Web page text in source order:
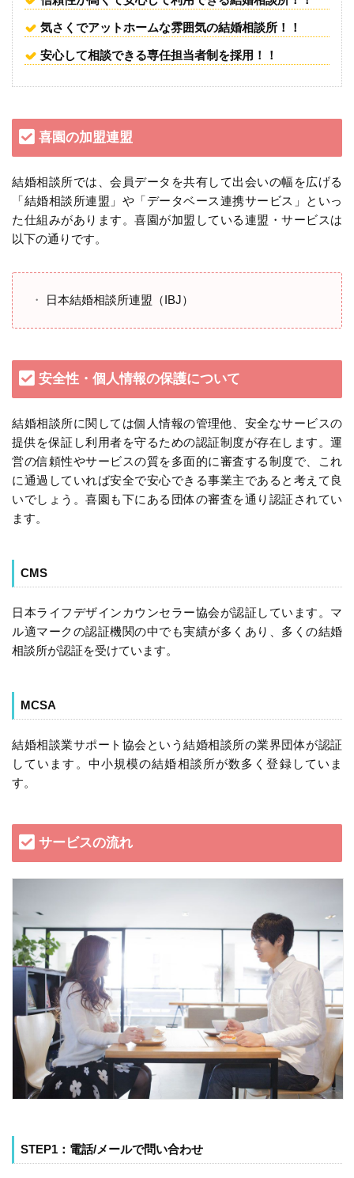
気さくでアットホームな雰囲気の結婚相談所！！
安心して相談できる専任担当者制を採用！！
喜園の加盟連盟
結婚相談所では、会員データを共有して出会いの幅を広げる
「結婚相談所連盟」や「データベース連携サービス」といっ
た仕組みがあります。喜園が加盟している連盟・サービスは
以下の通りです。
日本結婚相談所連盟（IBJ）
安全性・個人情報の保護について
結婚相談所に関しては個人情報の管理他、安全なサービスの
提供を保証し利用者を守るための認証制度が存在します。運
営の信頼性やサービスの質を多面的に審査する制度で、これ
に通過していれば安全で安心できる事業主であると考えて良
いでしょう。喜園も下にある団体の審査を通り認証されてい
ます。
CMS
日本ライフデザインカウンセラー協会が認証しています。マ
ル適マークの認証機関の中でも実績が多くあり、多くの結婚
相談所が認証を受けています。
MCSA
結婚相談業サポート協会という結婚相談所の業界団体が認証
しています。中小規模の結婚相談所が数多く登録していま
す。
サービスの流れ
STEP1：電話/メールで問い合わせ